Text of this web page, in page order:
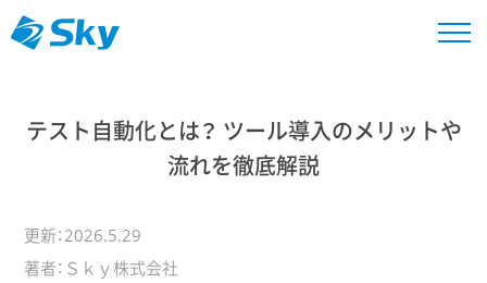
テスト自動化とは？ ツール導入のメリットや
流れを徹底解説
更新：2026.5.29
著者：Ｓｋｙ株式会社